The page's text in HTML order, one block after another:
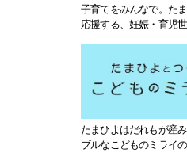
子育てをみんなで。た
応援する、妊娠・育児
たまひよはだれもが産
ブルなこどものミライ